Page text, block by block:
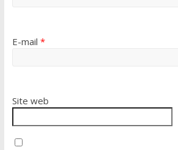
E-mail *
Site web